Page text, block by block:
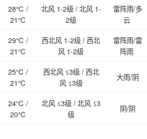
28℃ /
21℃
北风 1-2级 / 北风 1-
2级
雷阵雨/多
云
29℃ /
21℃
西北风 1-2级 / 西北
风 1-2级
雷阵雨/雷
阵雨
25℃ /
21℃
西北风 ≤3级 / 西北
风 ≤3级
大雨/阴
24℃ /
20℃
北风 ≤3级 / 北风 ≤3
级
阴/阴